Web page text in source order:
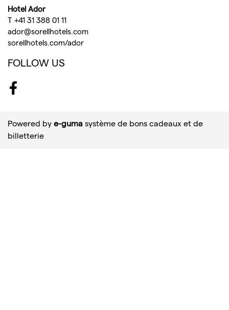
Hotel Ador
T +41 31 388 01 11
ador@sorellhotels.com
sorellhotels.com/ador
FOLLOW US
Powered by e-guma système de bons cadeaux et de
billetterie